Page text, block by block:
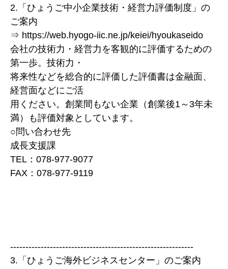
2.「ひょうご中小企業技術・経営力評価制度」の
ご案内
⇒ https://web.hyogo-iic.ne.jp/keiei/hyoukaseido
会社の技術力・経営力を客観的に評価するための
第一歩。技術力・
将来性などを総合的に評価した評価書は金融面、
経営面などにご活
用ください。創業間もない企業（創業後1～3年未
満）も評価対象としています。
○問い合わせ先
成長支援課
TEL：078-977-9077
FAX：078-977-9119
------------------------------------------------------------
3.「ひょうご海外ビジネスセンター」のご案内